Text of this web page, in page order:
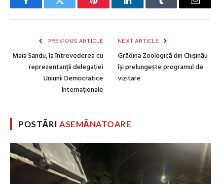
FacebookTwitter Pinterest LinkedInTumblr Email
PREVIOUS ARTICLE
Maia Sandu, la întrevederea cu
reprezentanții delegației
Uniunii Democratice
Internaționale
NEXT ARTICLE
Grădina Zoologică din Chișinău
își prelungește programul de
vizitare
POSTĂRIASEMĂNATOARE